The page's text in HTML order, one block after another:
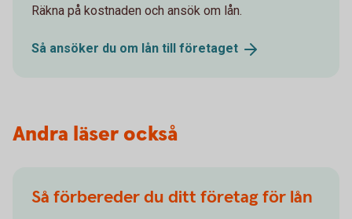
Räkna på kostnaden och ansök om lån.
Så ansöker du om lån till företaget
Andra läser också
Så förbereder du ditt företag för lån